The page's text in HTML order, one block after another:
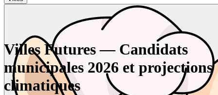
Villes Futures — Candidats
municipales 2026 et projections
climatiques